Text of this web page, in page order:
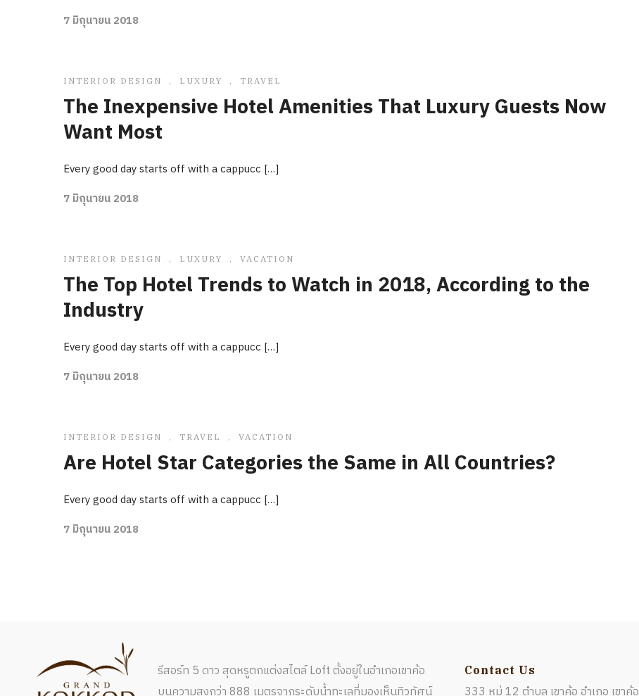
7 มิถุนายน 2018
INTERIOR DESIGN , LUXURY , TRAVEL
The Inexpensive Hotel Amenities That Luxury Guests Now
Want Most
Every good day starts off with a cappucc […]
7 มิถุนายน 2018
INTERIOR DESIGN , LUXURY , VACATION
The Top Hotel Trends to Watch in 2018, According to the
Industry
Every good day starts off with a cappucc […]
7 มิถุนายน 2018
INTERIOR DESIGN , TRAVEL , VACATION
Are Hotel Star Categories the Same in All Countries?
Every good day starts off with a cappucc […]
7 มิถุนายน 2018
รีสอร์ท 5 ดาว สุดหรูตกแต่งสไตล์ Loft ตั้งอยู่ในอำเภอเขาค้อ
บนความสูงกว่า 888 เมตรจากระดับน้ำทะเลที่มองเห็นทิวทัศน์
Contact Us
333 หมู่ 12 ตำบล เขาค้อ อำเภอ เขาค้อ